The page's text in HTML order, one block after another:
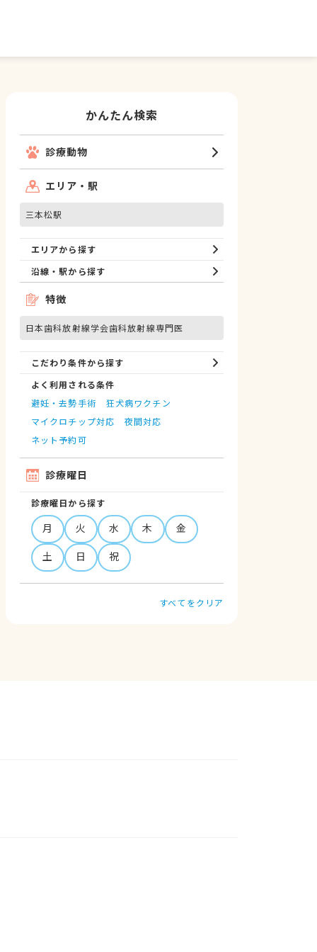
かんたん検索
診療動物
エリア・駅
三本松駅
エリアから探す
沿線・駅から探す
特徴
日本歯科放射線学会歯科放射線専門医
こだわり条件から探す
よく利用される条件
避妊・去勢手術
狂犬病ワクチン
マイクロチップ対応
夜間対応
ネット予約可
診療曜日
診療曜日から探す
月 火 水 木
金
土
日 祝
すべてをクリア